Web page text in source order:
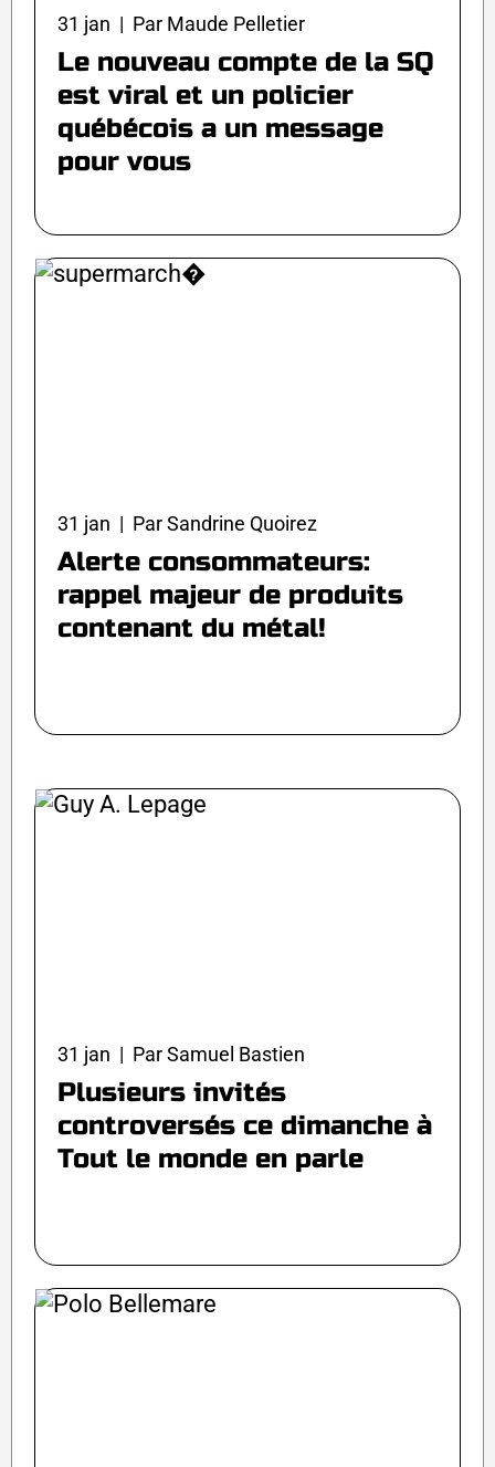
31 jan | Par Maude Pelletier
Le nouveau compte de la SQ
est viral et un policier
québécois a un message
pour vous
31 jan | Par Sandrine Quoirez
Alerte consommateurs:
rappel majeur de produits
contenant du métal!
31 jan | Par Samuel Bastien
Plusieurs invités
controversés ce dimanche à
Tout le monde en parle